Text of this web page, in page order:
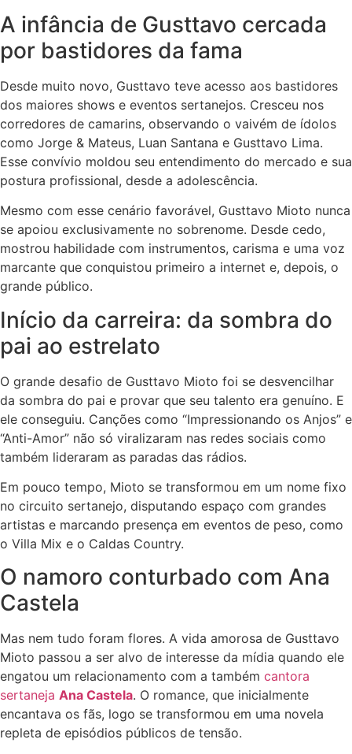
A infância de Gusttavo cercada
por bastidores da fama
Desde muito novo, Gusttavo teve acesso aos bastidores
dos maiores shows e eventos sertanejos. Cresceu nos
corredores de camarins, observando o vaivém de ídolos
como Jorge & Mateus, Luan Santana e Gusttavo Lima.
Esse convívio moldou seu entendimento do mercado e sua
postura profissional, desde a adolescência.
Mesmo com esse cenário favorável, Gusttavo Mioto nunca
se apoiou exclusivamente no sobrenome. Desde cedo,
mostrou habilidade com instrumentos, carisma e uma voz
marcante que conquistou primeiro a internet e, depois, o
grande público.
Início da carreira: da sombra do
pai ao estrelato
O grande desafio de Gusttavo Mioto foi se desvencilhar
da sombra do pai e provar que seu talento era genuíno. E
ele conseguiu. Canções como “Impressionando os Anjos” e
“Anti-Amor” não só viralizaram nas redes sociais como
também lideraram as paradas das rádios.
Em pouco tempo, Mioto se transformou em um nome fixo
no circuito sertanejo, disputando espaço com grandes
artistas e marcando presença em eventos de peso, como
o Villa Mix e o Caldas Country.
O namoro conturbado com Ana
Castela
Mas nem tudo foram flores. A vida amorosa de Gusttavo
Mioto passou a ser alvo de interesse da mídia quando ele
engatou um relacionamento com a também cantora
sertaneja Ana Castela. O romance, que inicialmente
encantava os fãs, logo se transformou em uma novela
repleta de episódios públicos de tensão.